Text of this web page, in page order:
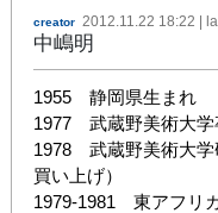
creator 2012.11.22 18:22 |
中嶋明
1955　静岡県生まれ
1977　武蔵野美術大
1978　武蔵野美術大
買い上げ）
1979-1981　東アフリ